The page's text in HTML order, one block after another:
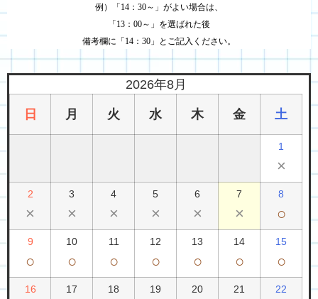
例）「14：30～」がよい場合は、
「13：00～」を選ばれた後
備考欄に「14：30」とご記入ください。
2026年8月
日 月 火 水 木 金 土
1
×
2
×
3
×
4
×
5
×
6
×
7
×
8
○
9
○
10
○
11
○
12
○
13
○
14
○
15
○
16 17 18 19 20 21 22